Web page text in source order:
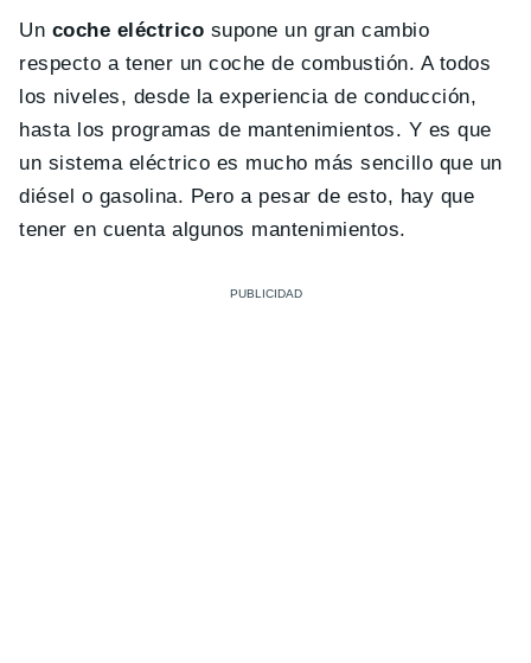
Un coche eléctrico supone un gran cambio
respecto a tener un coche de combustión. A todos
los niveles, desde la experiencia de conducción,
hasta los programas de mantenimientos. Y es que
un sistema eléctrico es mucho más sencillo que un
diésel o gasolina. Pero a pesar de esto, hay que
tener en cuenta algunos mantenimientos.